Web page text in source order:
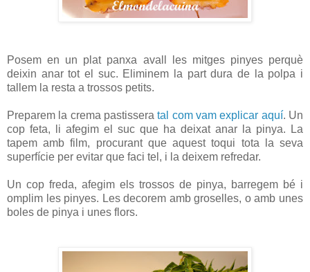
Posem en un plat panxa avall les mitges pinyes perquè
deixin anar tot el suc. Eliminem la part dura de la polpa i
tallem la resta a trossos petits.
Preparem la crema pastisseratal com vam explicar aquí. Un
cop feta, li afegim el suc que ha deixat anar la pinya. La
tapem amb film, procurant que aquest toqui tota la seva
superfície per evitar que faci tel, i la deixem refredar.
Un cop freda, afegim els trossos de pinya, barregem bé i
omplim les pinyes. Les decorem amb groselles, o amb unes
boles de pinya i unes flors.